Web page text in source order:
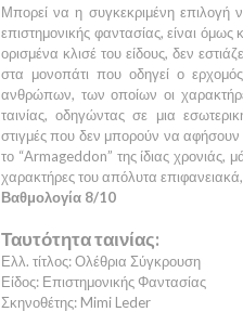
Μπορεί να η συγκεκριμένη επιλογή
επιστημονικής φαντασίας, είναι όμως
ορισμένα κλισέ του είδους, δεν
στα μονοπάτι που οδηγεί ο
ανθρώπων, των οποίων οι
ταινίας, οδηγώντας σε μια
στιγμές που δεν μπορούν να αφήσουν
το “Armageddon” της ίδιας χρονιάς,
χαρακτήρες του απόλυτα
Βαθμολογία 8/10
Ταυτότητα ταινίας:
Ελλ. τίτλος: Ολέθρια Σύγκρουση
Είδος: Επιστημονικής Φαντασίας
Σκηνοθέτης: Mimi Leder